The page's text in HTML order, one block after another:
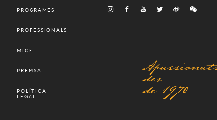
PROGRAMES
PROFESSIONALS
MICE
PREMSA
POLÍTICA
LEGAL
des
de 1970